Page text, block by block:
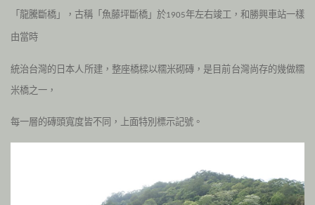
「龍騰斷橋」，古稱「魚藤坪斷橋」於1905年左右竣工，和勝興車站一樣
由當時
統治台灣的日本人所建，整座橋樑以糯米砌磚，是目前台灣尚存的幾做糯
米橋之一，
每一層的磚頭寬度皆不同，上面特別標示記號。